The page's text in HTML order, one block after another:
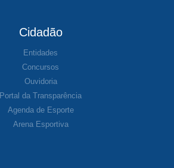
Cidadão
Entidades
Concursos
Ouvidoria
Portal da Transparência
Agenda de Esporte
Arena Esportiva